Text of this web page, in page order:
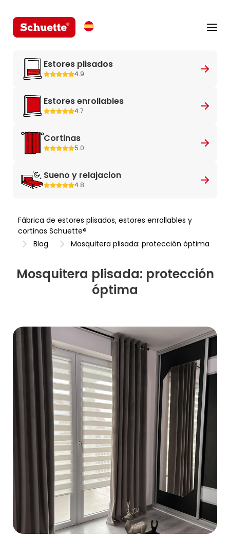
Estores plisados
4.9
Estores enrollables
4.7
Cortinas
5.0
Sueno y relajacion
4.8
Fábrica de estores plisados, estores enrollables y
cortinas Schuette®
Blog
Mosquitera plisada: protección óptima
Mosquitera plisada: protección
óptima